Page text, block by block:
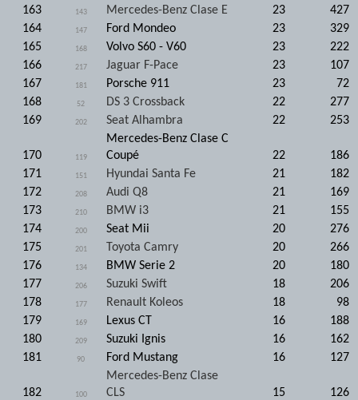
163
143 Mercedes-Benz Clase E 23
427
164
147 Ford Mondeo 23
329
165
168 Volvo S60 - V60 23
222
166
217 Jaguar F-Pace 23
107
167
181 Porsche 911 23
72
168
52 DS 3 Crossback 22
277
169
202 Seat Alhambra 22 253
170 119
Mercedes-Benz Clase C
Coupé
22
186
171
151 Hyundai Santa Fe 21
182
172
208 Audi Q8 21
169
173
210 BMW i3 21
155
174
200 Seat Mii 20
276
175
201 Toyota Camry 20
266
176
134 BMW Serie 2 20
180
177
206 Suzuki Swift 18
206
178
177 Renault Koleos 18
98
179
169 Lexus CT 16
188
180
209 Suzuki Ignis 16
162
181
90 Ford Mustang 16 127
182 100
Mercedes-Benz Clase
CLS
15
126